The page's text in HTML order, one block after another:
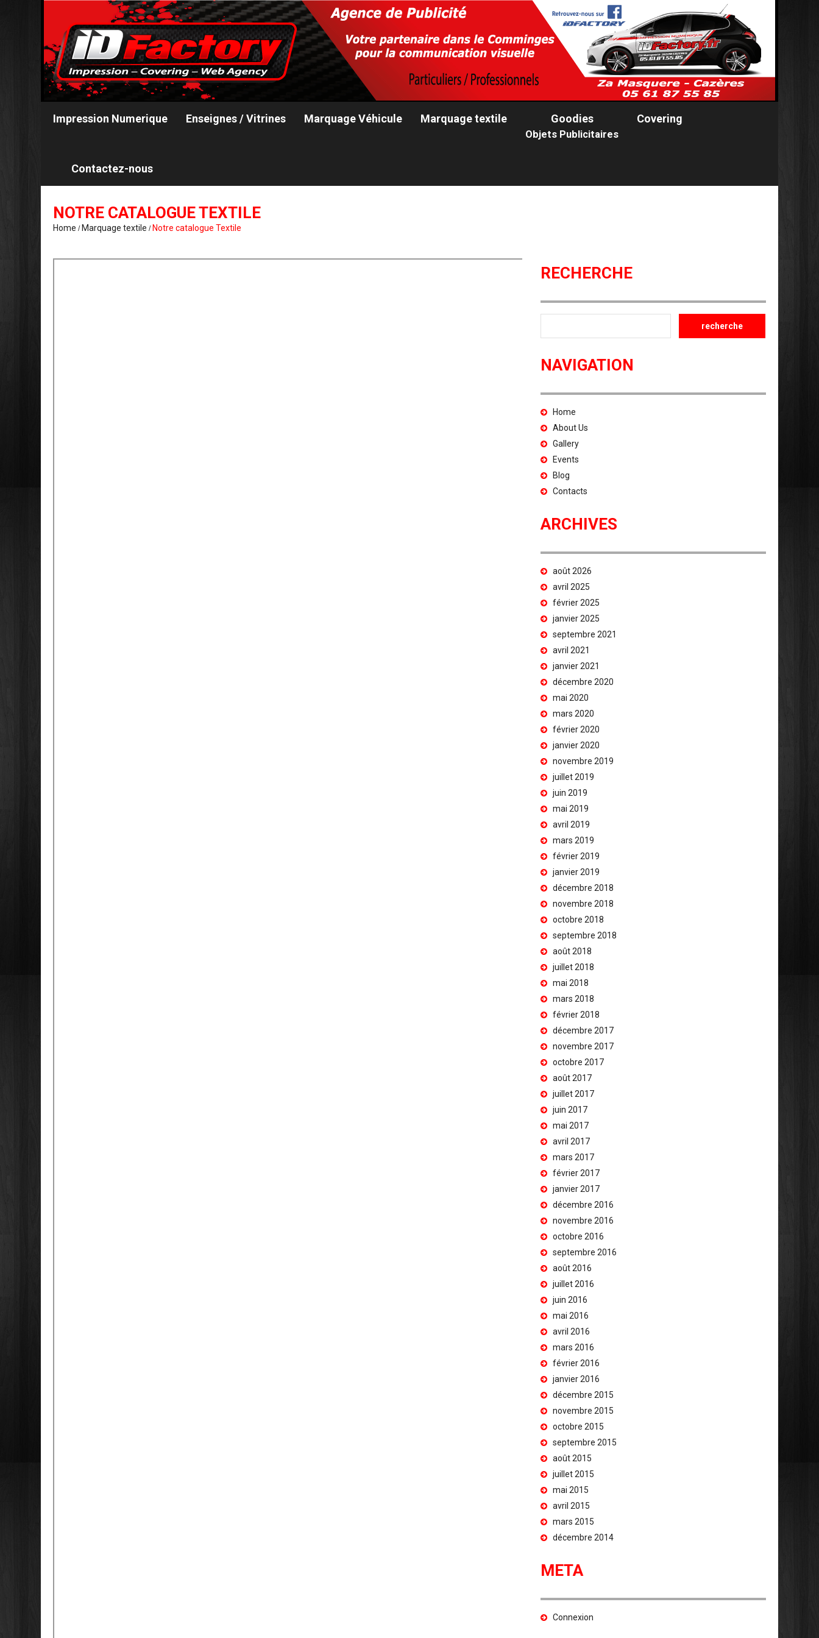
Impression Numerique Enseignes / Vitrines Marquage Véhicule Marquage textile Goodies
Objets Publicitaires
Covering
Contactez-nous
NOTRE CATALOGUE TEXTILE
Home Marquage textile Notre catalogue Textile
RECHERCHE
NAVIGATION
Home
About Us
Gallery
Events
Blog
Contacts
ARCHIVES
août 2026
avril 2025
février 2025
janvier 2025
septembre 2021
avril 2021
janvier 2021
décembre 2020
mai 2020
mars 2020
février 2020
janvier 2020
novembre 2019
juillet 2019
juin 2019
mai 2019
avril 2019
mars 2019
février 2019
janvier 2019
décembre 2018
novembre 2018
octobre 2018
septembre 2018
août 2018
juillet 2018
mai 2018
mars 2018
février 2018
décembre 2017
novembre 2017
octobre 2017
août 2017
juillet 2017
juin 2017
mai 2017
avril 2017
mars 2017
février 2017
janvier 2017
décembre 2016
novembre 2016
octobre 2016
septembre 2016
août 2016
juillet 2016
juin 2016
mai 2016
avril 2016
mars 2016
février 2016
janvier 2016
décembre 2015
novembre 2015
octobre 2015
septembre 2015
août 2015
juillet 2015
mai 2015
avril 2015
mars 2015
décembre 2014
META
Connexion